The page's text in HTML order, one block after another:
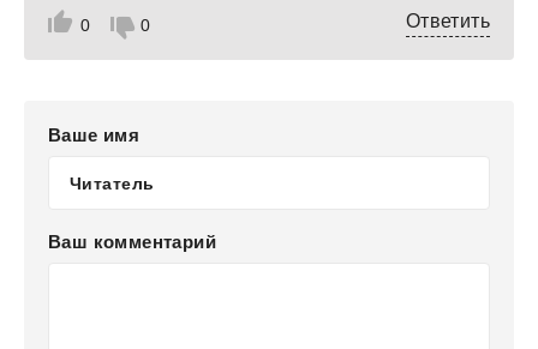
0 0 Ответить
Ваше имя
Ваш комментарий